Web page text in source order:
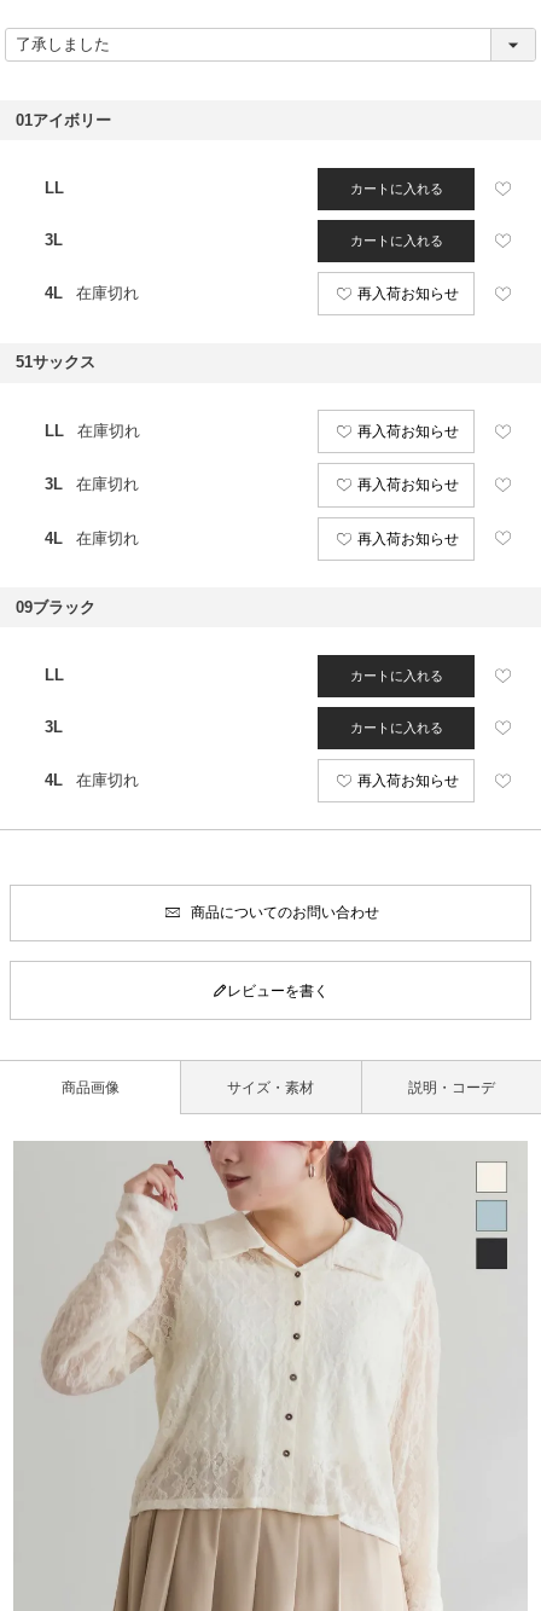
必
01アイボリー
LL カートに入れる
3L カートに入れる
4L 在庫切れ 再入荷お知らせ
51サックス
LL 在庫切れ 再入荷お知らせ
3L 在庫切れ 再入荷お知らせ
4L 在庫切れ 再入荷お知らせ
09ブラック
LL カートに入れる
3L カートに入れる
4L 在庫切れ 再入荷お知らせ
商品についてのお問い合わせ
レビューを書く
商品画像 サイズ・素材 説明・コーデ